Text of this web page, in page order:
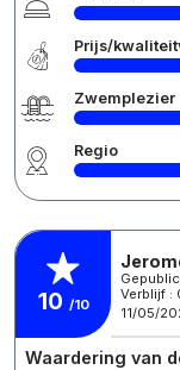
Prijs/
Zwemplezier
Regio
10 /10
Verblijf :
11/05/
Waardering van